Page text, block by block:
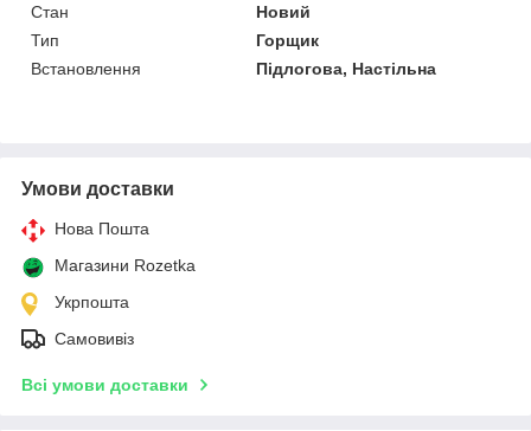
Стан
Новий
Тип
Горщик
Встановлення
Підлогова, Настільна
Умови доставки
Нова Пошта
Магазини Rozetka
Укрпошта
Самовивіз
Всі умови доставки